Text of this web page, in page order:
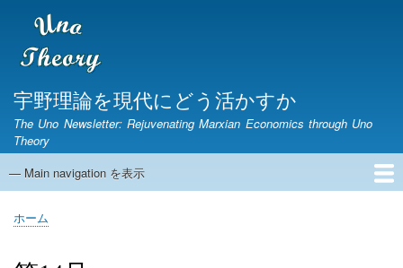
ン
テ
ン
移
宇野理論を現代にどう活かすか
The Uno Newsletter: Rejuvenating Marxian Economics through Uno
Theory
Main
— Main navigation を表示
ホーム
ニュースレター
宇野弘蔵没後30年研究集会
第1期ニュースレター
English Page
パ
ホーム